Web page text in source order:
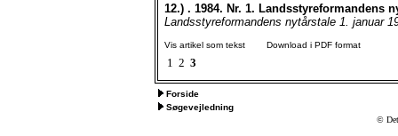
12.) . 1984. Nr. 1. Landsstyreformandens
Landsstyreformandens nytårstale 1. januar
Vis artikel som tekst Download i PDF format
1 2 3
Forside
Søgevejledning
© Det